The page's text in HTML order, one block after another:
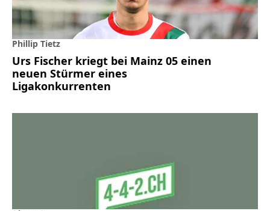
Phillip Tietz
Urs Fischer kriegt bei Mainz 05 einen
neuen Stürmer eines
Ligakonkurrenten